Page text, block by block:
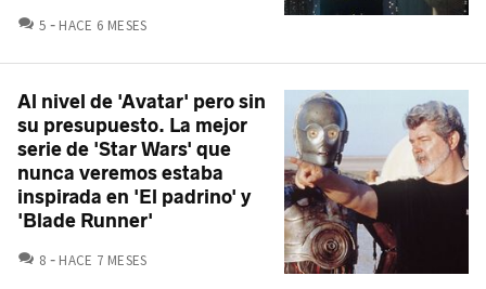
5 COMENTARIOS
HACE 6 MESES
Al nivel de 'Avatar' pero sin
su presupuesto. La mejor
serie de 'Star Wars' que
nunca veremos estaba
inspirada en 'El padrino' y
'Blade Runner'
8 COMENTARIOS
HACE 7 MESES